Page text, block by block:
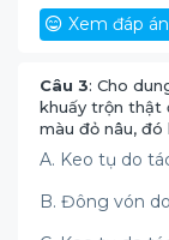
Xem đáp án
Câu 3: Cho
khuấy trộn thật
màu đỏ nâu, đó
A. Keo tụ do
B. Đông vón